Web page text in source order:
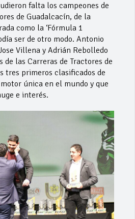
falta los campeones de
de Guadalcacín, de la
como la ‘Fórmula 1
ser de otro modo. Antonio
Villena y Adrián Rebolledo
las Carreras de Tractores de
tres primeros clasificados de
única en el mundo y que
e interés.